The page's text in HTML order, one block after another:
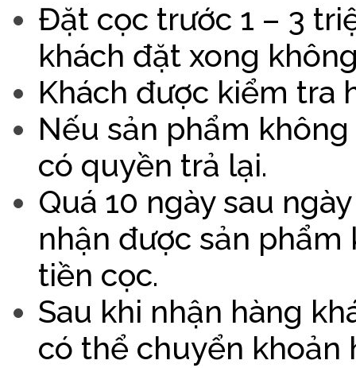
Đặt cọc trước 1 – 3
khách đặt xong
Khách được kiểm tra
Nếu sản phẩm
có quyền trả lại.
Quá 10 ngày sau
nhận được sản
tiền cọc.
Sau khi nhận hàng
có thể chuyển khoản